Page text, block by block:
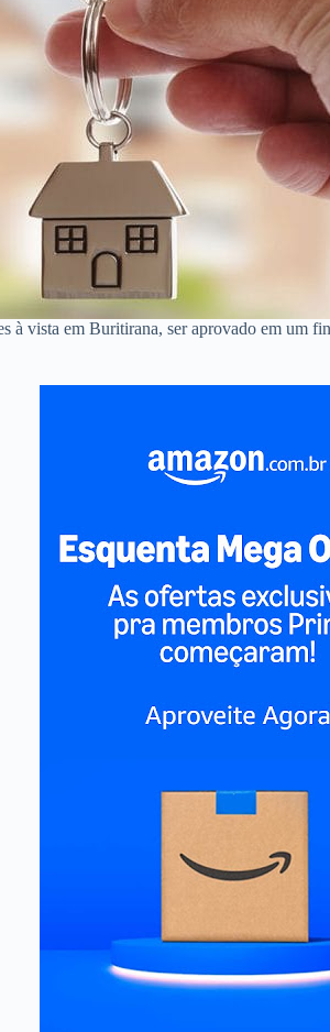
à vista em Buritirana, ser aprovado em um